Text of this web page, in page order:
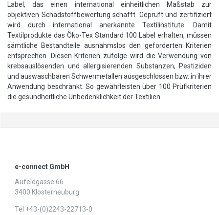
Label, das einen international einheitlichen Maßstab zur
objektiven Schadstoffbewertung schafft. Geprüft und zertifiziert
wird durch international anerkannte Textilinstitute. Damit
Textilprodukte das Öko-Tex Standard 100 Label erhalten, müssen
sämtliche Bestandteile ausnahmslos den geforderten Kriterien
entsprechen. Diesen Kriterien zufolge wird die Verwendung von
krebsauslösenden und allergisierenden Substanzen, Pestiziden
und auswaschbaren Schwermetallen ausgeschlossen bzw. in ihrer
Anwendung beschränkt. So gewährleisten über 100 Prüfkriterien
die gesundheitliche Unbedenklichkeit der Textilien.
e-connect GmbH
Aufeldgasse 66
3400 Klosterneuburg
Tel +43-(0)2243-22713-0